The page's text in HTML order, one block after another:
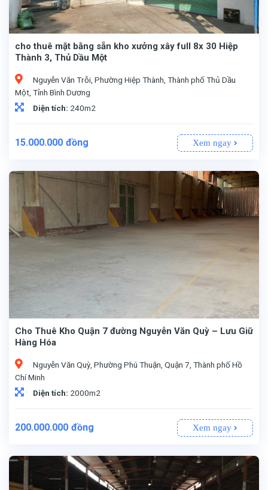
cho thuê mặt bằng sẵn kho xưởng xây full 8x 30 Hiệp
Thành 3, Thủ Dầu Một
Nguyễn Văn Trỗi, Phường Hiệp Thành, Thành phố Thủ Dầu
Một, Tỉnh Bình Dương
Diện tích: 240m2
15.000.000 đồng Xem ngay
Cho Thuê Kho Quận 7 đường Nguyễn Văn Quỳ – Lưu Giữ
Hàng Hóa
Nguyễn Văn Quỳ, Phường Phú Thuận, Quận 7, Thành phố Hồ
Chí Minh
Diện tích: 2000m2
200.000.000 đồng Xem ngay